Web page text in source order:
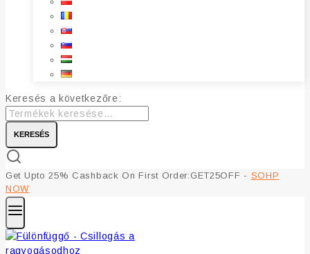
Keresés a következőre:
KERESÉS
Get Upto 25% Cashback On First Order:GET25OFF - SOHP
NOW